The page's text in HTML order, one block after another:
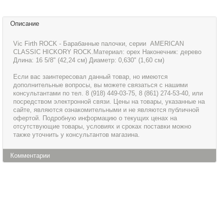
Описание
Vic Firth ROCK - Барабанные палочки, серии AMERICAN
CLASSIC HICKORY ROCK.Материал: орех Наконечник: дерево
Длина: 16 5/8" (42,24 см) Диаметр: 0,630" (1,60 см)
Если вас заинтересовал данный товар, но имеются
дополнительные вопросы, вы можете связаться с нашими
консультантами по тел. 8 (918) 449-03-75, 8 (861) 274-53-40, или
посредством электронной связи. Цены на товары, указанные на
сайте, являются ознакомительными и не являются публичной
офертой. Подробную информацию о текущих ценах на
отсутствующие товары, условиях и сроках поставки можно
также уточнить у консультантов магазина.
Комментарии